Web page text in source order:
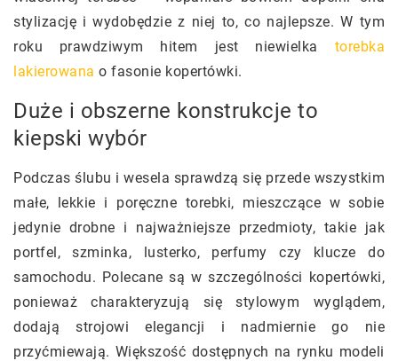
stylizację i wydobędzie z niej to, co najlepsze. W tym
roku prawdziwym hitem jest niewielka torebka
lakierowana o fasonie kopertówki.
Duże i obszerne konstrukcje to
kiepski wybór
Podczas ślubu i wesela sprawdzą się przede wszystkim
małe, lekkie i poręczne torebki, mieszczące w sobie
jedynie drobne i najważniejsze przedmioty, takie jak
portfel, szminka, lusterko, perfumy czy klucze do
samochodu. Polecane są w szczególności kopertówki,
ponieważ charakteryzują się stylowym wyglądem,
dodają strojowi elegancji i nadmiernie go nie
przyćmiewają. Większość dostępnych na rynku modeli